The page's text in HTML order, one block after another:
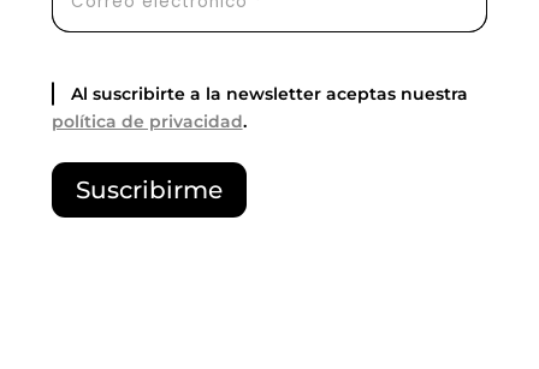
Al suscribirte a la newsletter aceptas nuestra
política de privacidad.
P
o
Suscribirme